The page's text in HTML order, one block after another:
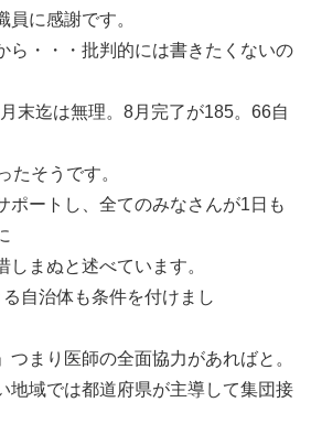
に感謝です。
ら・・・批判的には書きたくないの
末迄は無理。8月完了が185。66自
たそうです。
ポートし、全てのみなさんが1日も
まぬと述べています。
自治体も条件を付けまし
つまり医師の全面協力があればと。
地域では都道府県が主導して集団接